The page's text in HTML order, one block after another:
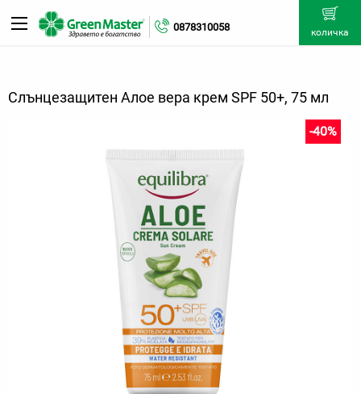
0878310058 количка
Слънцезащитен Алое вера крем SPF 50+, 75 мл
-40%